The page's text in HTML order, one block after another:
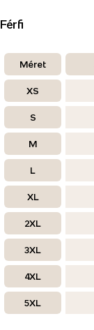
Férfi
Méret
XS
S
M
L
XL
2XL
3XL
4XL
5XL